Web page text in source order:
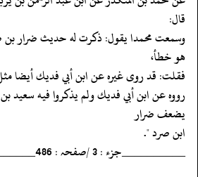
قال:
‏‏‏‏وسمعت محمدا يقول: ذكرت له حديث ضرار بن
هو خطأ،
‏‏‏‏فقلت: قد روى غيره عن ابن أبي فديك أيضا
‏‏‏‏رووه عن ابن أبي فديك ولم يذكروا فيه سعيد بن
يضعف ضرار
‏‏‏‏ابن صرد ".
‏‏‏‏__________جزء : 3 /صفحہ : 486__________